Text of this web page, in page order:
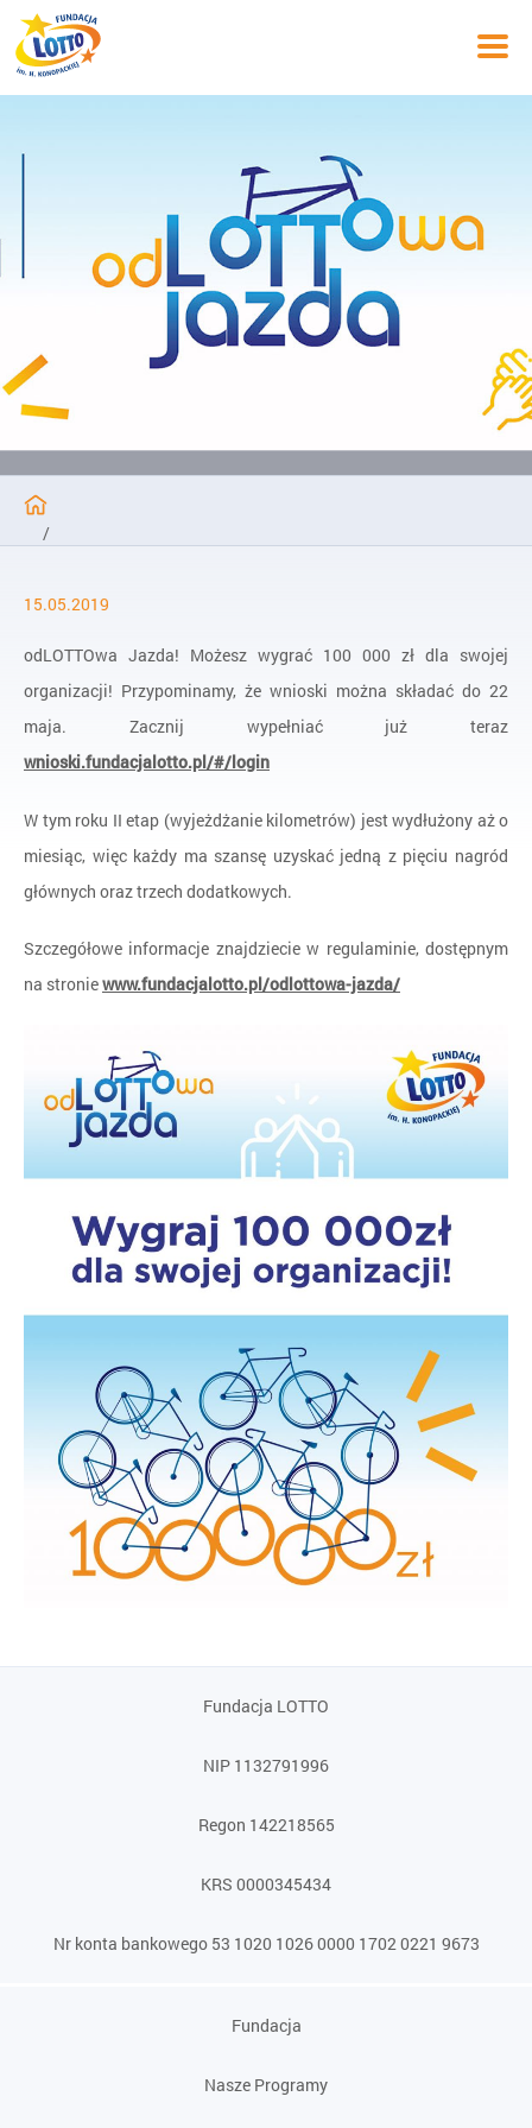
/
/
odLOTTOwe wnioski do 22 maja!
15.05.2019
odLOTTOwa Jazda! Możesz wygrać 100 000 zł dla swojej
organizacji! Przypominamy, że wnioski można składać do 22
maja. Zacznij wypełniać już teraz
wnioski.fundacjalotto.pl/#/login
W tym roku II etap (wyjeżdżanie kilometrów) jest wydłużony aż o
miesiąc, więc każdy ma szansę uzyskać jedną z pięciu nagród
głównych oraz trzech dodatkowych.
Szczegółowe informacje znajdziecie w regulaminie, dostępnym
na stroniewww.fundacjalotto.pl/odlottowa-jazda/
Fundacja LOTTO
NIP 1132791996
Regon 142218565
KRS 0000345434
Nr konta bankowego 53 1020 1026 0000 1702 0221 9673
Fundacja
Nasze Programy